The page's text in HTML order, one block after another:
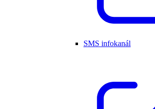
SMS infokanál